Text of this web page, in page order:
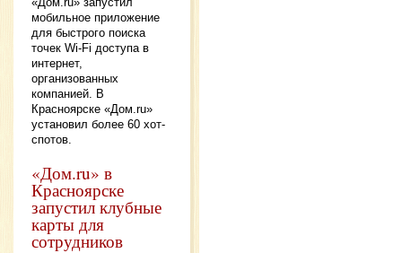
мобильное приложение
для быстрого поиска
точек Wi-Fi доступа в
интернет,
организованных
компанией. В
Красноярске «Дом.ru»
установил более 60 хот-
спотов.
«Дом.ru» в
Красноярске
запустил клубные
карты для
сотрудников